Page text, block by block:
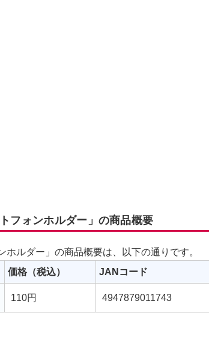
フォンホルダー」の商品概要
ルダー」の商品概要は、以下の通りです。
価格（税込） JANコード
110円 4947879011743